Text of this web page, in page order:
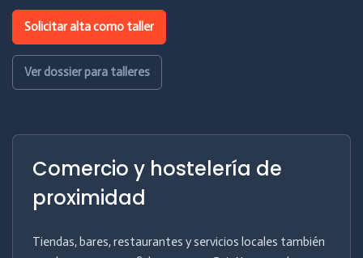
Solicitar alta como taller
Ver dossier para talleres
Comercio y hostelería de
proximidad
Tiendas, bares, restaurantes y servicios locales también